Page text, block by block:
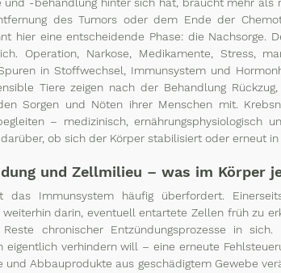
und -behandlung hinter sich hat, braucht mehr als
des Tumors oder dem Ende der
hier eine entscheidende Phase: die Nachsorge.
Operation, Narkose, Medikamente, Stress,
in Stoffwechsel, Immunsystem und
Tiere zeigen nach der Behandlung
Sorgen und Nöten ihrer Menschen mit.
– medizinisch, ernährungsphysiologisch
ob sich der Körper stabilisiert oder erneut in
und Zellmilieu – was im Körper
das Immunsystem häufig überfordert.
darin, eventuell entartete Zellen früh zu
chronischer Entzündungsprozesse in sich.
eigentlich verhindern will – eine erneute
und Abbauprodukte aus geschädigtem Gewebe